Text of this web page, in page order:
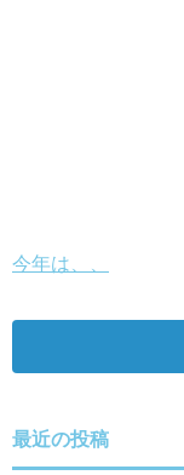
投
稿
ゲ
今年は、、
最近の投稿